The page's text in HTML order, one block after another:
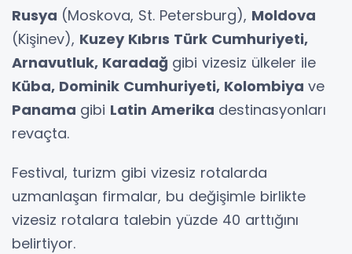
Rusya (Moskova, St. Petersburg), Moldova
(Kişinev), Kuzey Kıbrıs Türk Cumhuriyeti,
Arnavutluk, Karadağ gibi vizesiz ülkeler ile
Küba, Dominik Cumhuriyeti, Kolombiya ve
Panama gibi Latin Amerika destinasyonları
revaçta.
Festival, turizm gibi vizesiz rotalarda
uzmanlaşan firmalar, bu değişimle birlikte
vizesiz rotalara talebin yüzde 40 arttığını
belirtiyor.